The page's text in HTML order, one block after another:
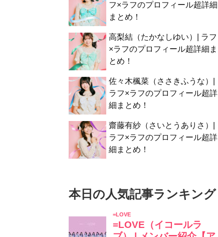
フ×ラフのプロフィール超詳細
まとめ！
高梨結（たかなしゆい）| ラフ
×ラフのプロフィール超詳細ま
とめ！
佐々木楓菜（ささきふうな）|
ラフ×ラフのプロフィール超詳
細まとめ！
齋藤有紗（さいとうありさ）|
ラフ×ラフのプロフィール超詳
細まとめ！
本日の人気記事ランキング